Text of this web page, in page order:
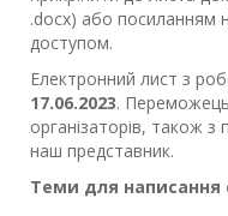
.docx) або посиланням
доступом.
Електронний лист з
17.06.2023.
організаторів, також
наш представник.
Теми для написання